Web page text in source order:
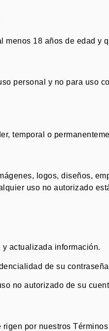
18 años de edad
personal y no para uso
temporal o
logos, diseños,
uso no autorizado
actualizada información.
de su contraseña
no autorizado de su
por nuestros